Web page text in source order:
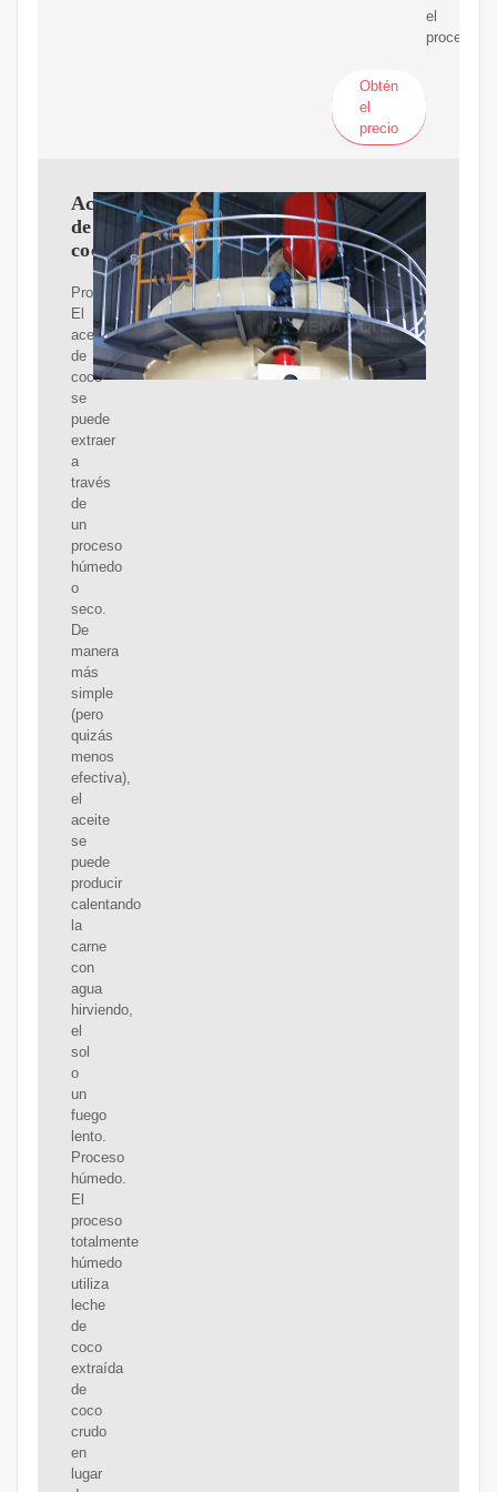
el
proceso.
Obtén
el
precio
Aceite
de
coco
Producción.
El
aceite
de
coco
se
puede
extraer
a
través
de
un
proceso
húmedo
o
seco.
De
manera
más
simple
(pero
quizás
menos
efectiva),
el
aceite
se
puede
producir
calentando
la
carne
con
agua
hirviendo,
el
sol
o
un
fuego
lento.
Proceso
húmedo.
El
proceso
totalmente
húmedo
utiliza
leche
de
coco
extraída
de
coco
crudo
en
lugar